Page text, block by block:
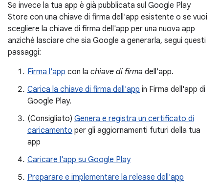
Se invece la tua app è già pubblicata sul Google Play
Store con una chiave di firma dell'app esistente o se vuoi
scegliere la chiave di firma dell'app per una nuova app
anziché lasciare che sia Google a generarla, segui questi
passaggi:
Firma l'app con la chiave di firma dell'app.
Carica la chiave di firma dell'app in Firma dell'app di
Google Play.
(Consigliato) Genera e registra un certificato di
caricamento per gli aggiornamenti futuri della tua
app
Caricare l'app su Google Play
Preparare e implementare la release dell'app